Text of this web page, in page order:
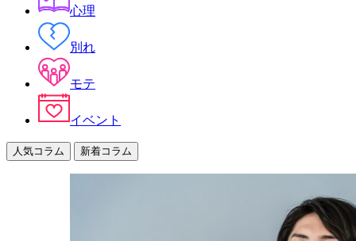
心理
別れ
モテ
イベント
人気コラム 新着コラム